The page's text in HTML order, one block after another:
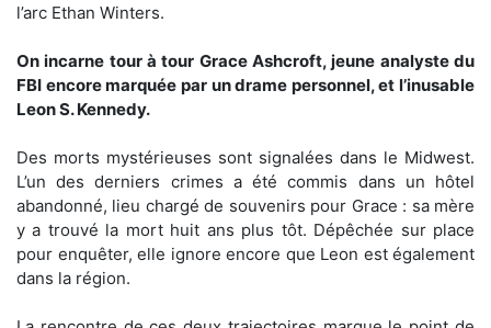
l’arc Ethan Winters.
On incarne tour à tour Grace Ashcroft, jeune analyste du
FBI encore marquée par un drame personnel, et l’inusable
Leon S. Kennedy.
Des morts mystérieuses sont signalées dans le Midwest.
L’un des derniers crimes a été commis dans un hôtel
abandonné, lieu chargé de souvenirs pour Grace : sa mère
y a trouvé la mort huit ans plus tôt. Dépêchée sur place
pour enquêter, elle ignore encore que Leon est également
dans la région.